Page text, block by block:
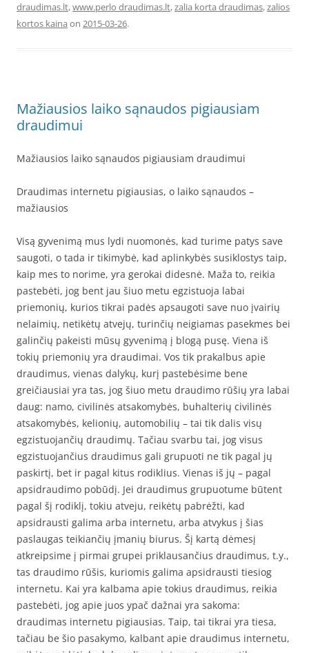
draudimas.lt,www.perlo draudimas.lt,zalia korta draudimas,zalios
kortos kaina on 2015-03-26.
Mažiausios laiko sąnaudos pigiausiam
draudimui
Mažiausios laiko sąnaudos pigiausiam draudimui
Draudimas internetu pigiausias, o laiko sąnaudos –
mažiausios
Visą gyvenimą mus lydi nuomonės, kad turime patys save
saugoti, o tada ir tikimybė, kad aplinkybės susiklostys taip,
kaip mes to norime, yra gerokai didesnė. Maža to, reikia
pastebėti, jog bent jau šiuo metu egzistuoja labai
priemonių, kurios tikrai padės apsaugoti save nuo įvairių
nelaimių, netikėtų atvejų, turinčių neigiamas pasekmes bei
galinčių pakeisti mūsų gyvenimą į blogą pusę. Viena iš
tokių priemonių yra draudimai. Vos tik prakalbus apie
draudimus, vienas dalykų, kurį pastebėsime bene
greičiausiai yra tas, jog šiuo metu draudimo rūšių yra labai
daug: namo, civilinės atsakomybės, buhalterių civilinės
atsakomybės, kelionių, automobilių – tai tik dalis visų
egzistuojančių draudimų. Tačiau svarbu tai, jog visus
egzistuojančius draudimus gali grupuoti ne tik pagal jų
paskirtį, bet ir pagal kitus rodiklius. Vienas iš jų – pagal
apsidraudimo pobūdį. Jei draudimus grupuotume būtent
pagal šį rodiklį, tokiu atveju, reikėtų pabrėžti, kad
apsidrausti galima arba internetu, arba atvykus į šias
paslaugas teikiančių įmanių biurus. Šį kartą dėmesį
atkreipsime į pirmai grupei priklausančius draudimus, t.y.,
tas draudimo rūšis, kuriomis galima apsidrausti tiesiog
internetu. Kai yra kalbama apie tokius draudimus, reikia
pastebėti, jog apie juos ypač dažnai yra sakoma:
draudimas internetu pigiausias. Taip, tai tikrai yra tiesa,
tačiau be šio pasakymo, kalbant apie draudimus internetu,